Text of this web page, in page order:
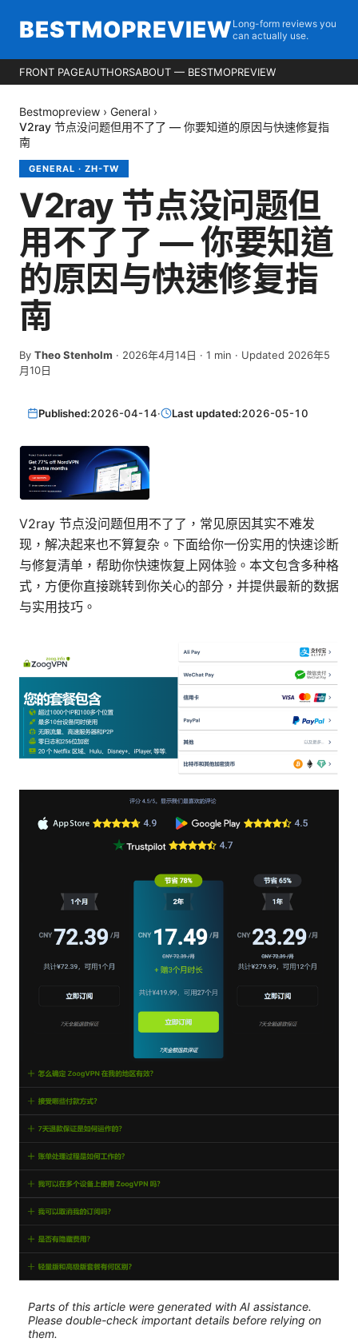
BESTMOPREVIEW Long-form reviews you
can actually use.
FRONT PAGEAUTHORSABOUT — BESTMOPREVIEW
Bestmopreview › General ›
V2ray 节点没问题但用不了了 — 你要知道的原因与快速修复指
南
GENERAL · ZH-TW
V2ray 节点没问题但
用不了了 — 你要知道
的原因与快速修复指
南
By Theo Stenholm · 2026年4月14日 · 1 min · Updated 2026年5
月10日
Published:2026-04-14· Last updated:2026-05-10
V2ray 节点没问题但用不了了，常见原因其实不难发
现，解决起来也不算复杂。下面给你一份实用的快速诊断
与修复清单，帮助你快速恢复上网体验。本文包含多种格
式，方便你直接跳转到你关心的部分，并提供最新的数据
与实用技巧。
Parts of this article were generated with AI assistance.
Please double-check important details before relying on
them.